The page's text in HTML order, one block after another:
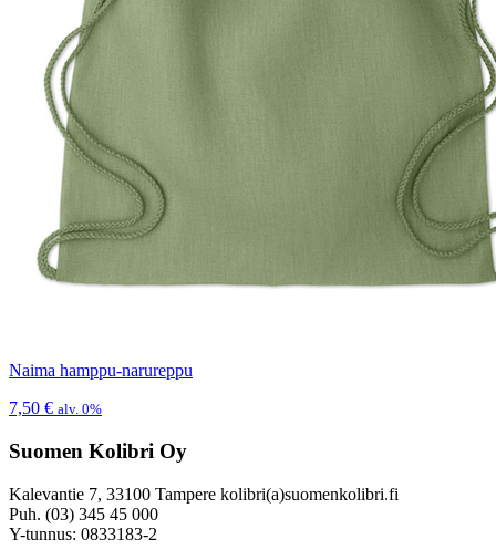
Naima hamppu-narureppu
7,50 € alv. 0%
Suomen Kolibri Oy
Kalevantie 7, 33100 Tampere kolibri(a)suomenkolibri.fi
Puh. (03) 345 45 000
Y-tunnus: 0833183-2